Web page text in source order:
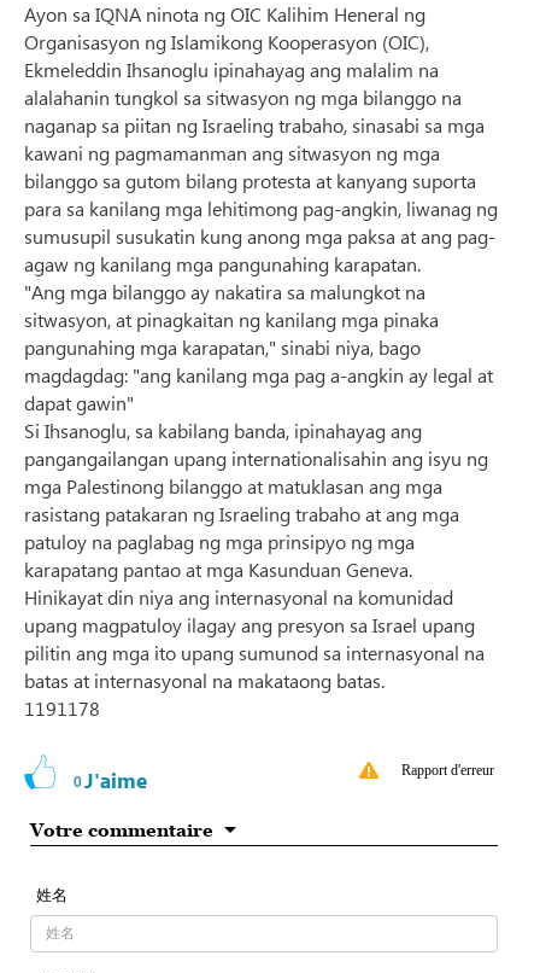
Ayon sa IQNA ninota ng OIC Kalihim Heneral ng
Organisasyon ng Islamikong Kooperasyon (OIC),
Ekmeleddin Ihsanoglu ipinahayag ang malalim na
alalahanin tungkol sa sitwasyon ng mga bilanggo na
naganap sa piitan ng Israeling trabaho, sinasabi sa mga
kawani ng pagmamanman ang sitwasyon ng mga
bilanggo sa gutom bilang protesta at kanyang suporta
para sa kanilang mga lehitimong pag-angkin, liwanag ng
sumusupil susukatin kung anong mga paksa at ang pag-
agaw ng kanilang mga pangunahing karapatan.
"Ang mga bilanggo ay nakatira sa malungkot na
sitwasyon, at pinagkaitan ng kanilang mga pinaka
pangunahing mga karapatan," sinabi niya, bago
magdagdag: "ang kanilang mga pag a-angkin ay legal at
dapat gawin"
Si Ihsanoglu, sa kabilang banda, ipinahayag ang
pangangailangan upang internationalisahin ang isyu ng
mga Palestinong bilanggo at matuklasan ang mga
rasistang patakaran ng Israeling trabaho at ang mga
patuloy na paglabag ng mga prinsipyo ng mga
karapatang pantao at mga Kasunduan Geneva.
Hinikayat din niya ang internasyonal na komunidad
upang magpatuloy ilagay ang presyon sa Israel upang
pilitin ang mga ito upang sumunod sa internasyonal na
batas at internasyonal na makataong batas.
1191178
0J'aime Rapport d'erreur
Votre commentaire
姓名